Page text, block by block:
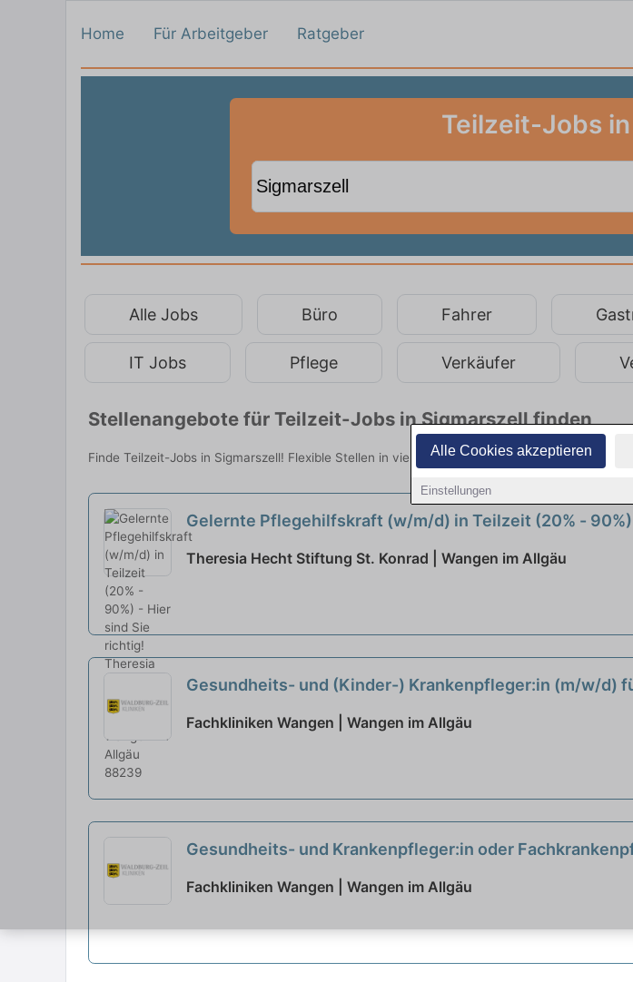
Alle Cookies akzeptieren
Einstellungen
Home Für Arbeitgeber Ratgeber
Teilzeit-Jobs
Alle Jobs Büro Fahrer
IT Jobs Pflege Verkäufer
Stellenangebote für Teilzeit-Jobs in Sigmarszell finden
Finde Teilzeit-Jobs in Sigmarszell! Flexible Stellen in vielen Branchen. Jetzt bewerben!
Gelernte Pflegehilfskraft (w/m/d) in Teilzeit (20% -
Theresia Hecht Stiftung St. Konrad | Wangen im Allgäu
Gesundheits- und (Kinder-) Krankenpfleger:in (m/w/d)
Voll- oder Teilzeit - Vielfältige Aufgaben warten auf Sie!
Fachkliniken Wangen | Wangen im Allgäu
Gesundheits- und Krankenpfleger:in oder
Voll- und Teilzeit - Vielfältige Aufgaben warten auf Sie!
Fachkliniken Wangen | Wangen im Allgäu